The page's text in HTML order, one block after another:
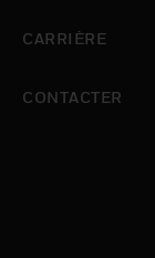
CARRIÈRE
CONTACTER